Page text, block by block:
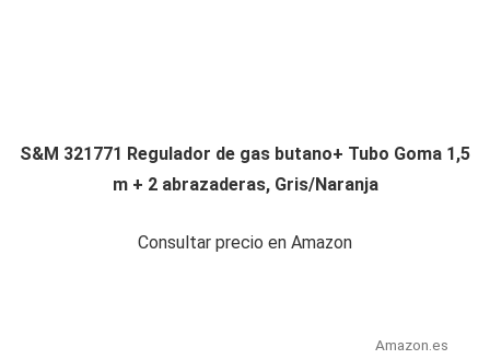
S&M 321771 Regulador de gas butano+ Tubo Goma 1,5
m + 2 abrazaderas, Gris/Naranja
Consultar precio en Amazon
Amazon.es